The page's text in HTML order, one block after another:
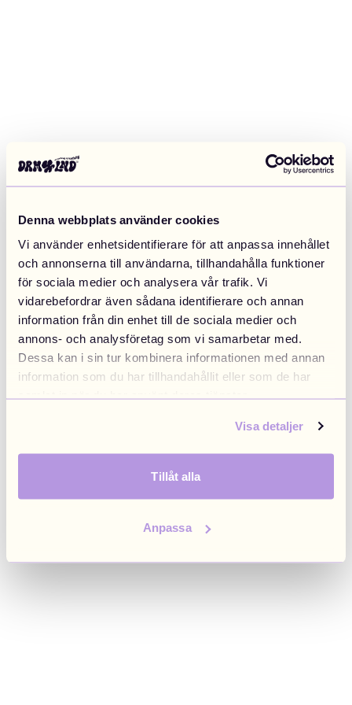
Denna webbplats använder cookies
Vi använder enhetsidentifierare för att anpassa innehållet
och annonserna till användarna, tillhandahålla funktioner
för sociala medier och analysera vår trafik. Vi
vidarebefordrar även sådana identifierare och annan
information från din enhet till de sociala medier och
annons- och analysföretag som vi samarbetar med.
Dessa kan i sin tur kombinera informationen med annan
information som du har tillhandahållit eller som de har
samlat in när du har använt deras tjänster.
Visa detaljer
Tillåt alla
Anpassa
Application error: a client-side exception has occurred (see the
browser console for more information).